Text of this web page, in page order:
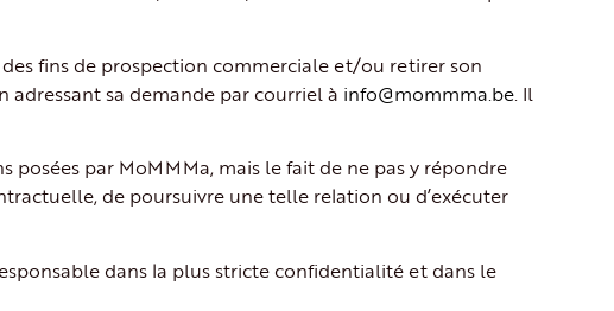
fins de prospection commerciale et/ou retirer son
adressant sa demande par courriel à info@mommma.be. Il
par MoMMMa, mais le fait de ne pas y répondre
de poursuivre une telle relation ou d’exécuter
dans la plus stricte confidentialité et dans le